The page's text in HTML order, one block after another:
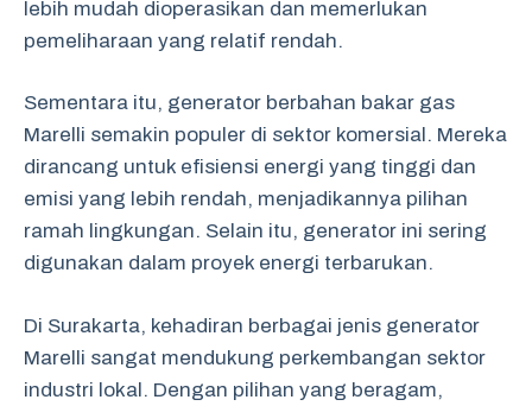
lebih mudah dioperasikan dan memerlukan
pemeliharaan yang relatif rendah.
Sementara itu, generator berbahan bakar gas
Marelli semakin populer di sektor komersial. Mereka
dirancang untuk efisiensi energi yang tinggi dan
emisi yang lebih rendah, menjadikannya pilihan
ramah lingkungan. Selain itu, generator ini sering
digunakan dalam proyek energi terbarukan.
Di Surakarta, kehadiran berbagai jenis generator
Marelli sangat mendukung perkembangan sektor
industri lokal. Dengan pilihan yang beragam,